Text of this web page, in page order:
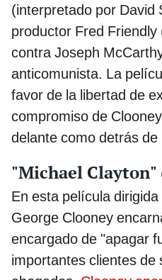
(interpretado por David
productor Fred
contra Joseph
anticomunista. La
favor de la libertad de
compromiso de
delante como detrás de
"Michael Clayton"
En esta película
George Clooney
encargado de "apagar
importantes clientes de